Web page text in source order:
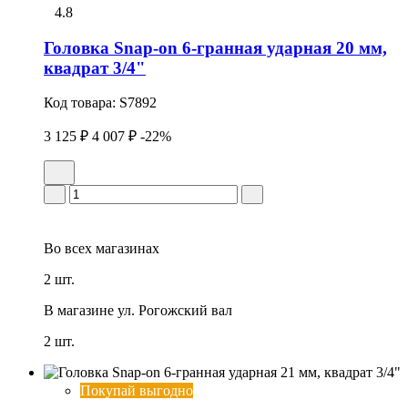
4.8
Головка Snap-on 6-гранная ударная 20 мм,
квадрат 3/4"
Код товара: S7892
3 125 ₽ 4 007 ₽ -22%
Во всех магазинах
2 шт.
В магазине ул. Рогожский вал
2 шт.
Покупай выгодно